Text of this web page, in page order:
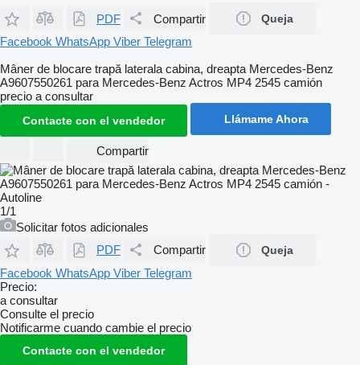
PDF Compartir Queja
Facebook WhatsApp Viber Telegram
Mâner de blocare trapă laterala cabina, dreapta Mercedes-Benz
A9607550261 para Mercedes-Benz Actros MP4 2545 camión
precio a consultar
Contacte con el vendedor Llámame Ahora
Compartir
1/1
Solicitar fotos adicionales
PDF
Compartir Queja
Facebook WhatsApp Viber Telegram
Precio:
a consultar
Consulte el precio
Notificarme cuando cambie el precio
Contacte con el vendedor